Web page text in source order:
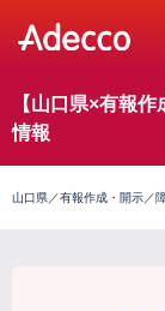
【山口県×有報
情報
山口県／有報作成・開示／